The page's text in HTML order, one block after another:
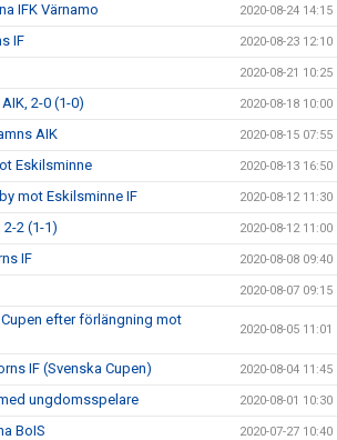
IFK Värnamo 2020-08-24 14:15
IF 2020-08-23 12:10
2020-08-21 10:25
2-0 (1-0) 2020-08-18 10:00
AIK 2020-08-15 07:55
Eskilsminne 2020-08-13 16:50
mot Eskilsminne IF 2020-08-12 11:30
2-2 (1-1) 2020-08-12 11:00
IF 2020-08-08 09:40
2020-08-07 09:15
efter förlängning mot
2020-08-05 11:01
IF (Svenska Cupen) 2020-08-04 11:45
ungdomsspelare 2020-08-01 10:30
BoIS 2020-07-27 10:40